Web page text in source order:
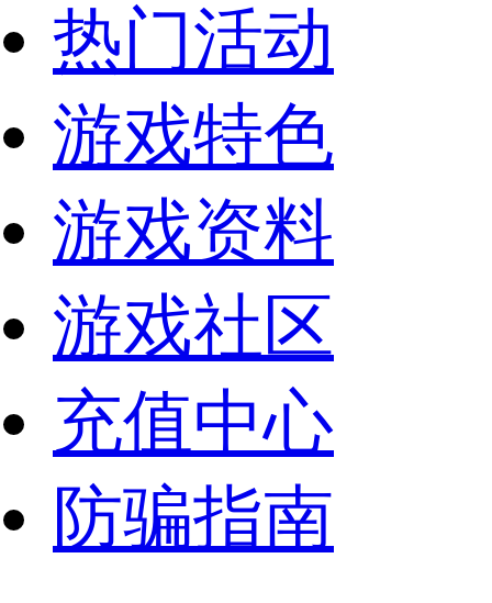
热门活动
游戏特色
游戏资料
游戏社区
充值中心
防骗指南